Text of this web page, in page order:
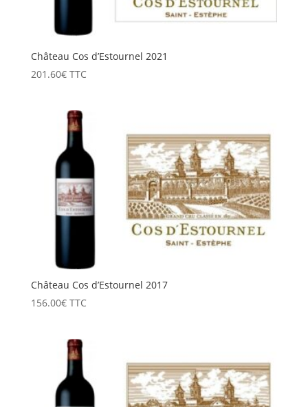
Château Cos d’Estournel 2021
201.60€ TTC
Château Cos d’Estournel 2017
156.00€ TTC